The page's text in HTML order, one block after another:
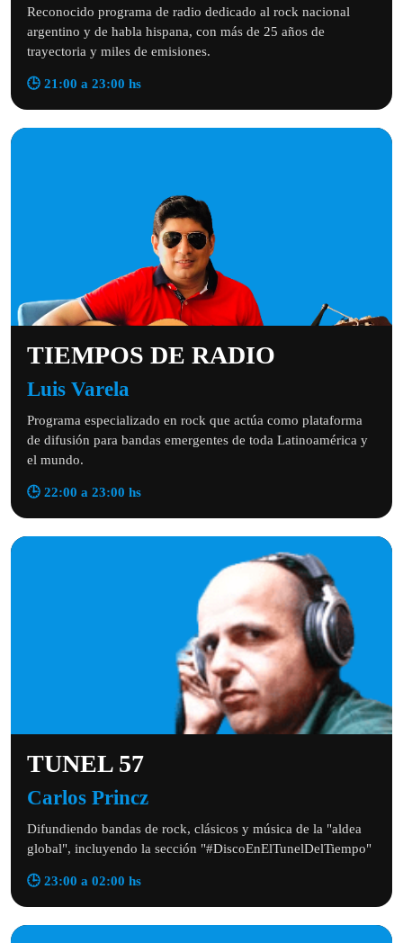
Reconocido programa de radio dedicado al rock nacional
argentino y de habla hispana, con más de 25 años de
trayectoria y miles de emisiones.
🕒 21:00 a 23:00 hs
TIEMPOS DE RADIO
Luis Varela
Programa especializado en rock que actúa como plataforma
de difusión para bandas emergentes de toda Latinoamérica y
el mundo.
🕒 22:00 a 23:00 hs
TUNEL 57
Carlos Princz
Difundiendo bandas de rock, clásicos y música de la "aldea
global", incluyendo la sección "#DiscoEnElTunelDelTiempo"
🕒 23:00 a 02:00 hs